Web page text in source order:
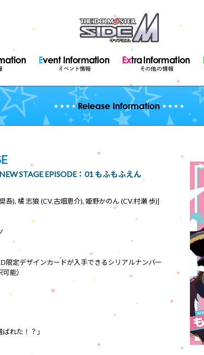
STAGE EPISODE：01 もふもふえん
), 橘 志狼 (CV.古畑恵介), 姫野かのん (CV.村瀬 歩)]
限定デザインカードが入手できるシリアルナンバー
能）
れた！？」